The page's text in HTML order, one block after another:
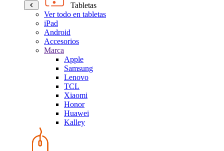
Tabletas
Ver todo en tabletas
iPad
Android
Accesorios
Marca
Apple
Samsung
Lenovo
TCL
Xiaomi
Honor
Huawei
Kalley